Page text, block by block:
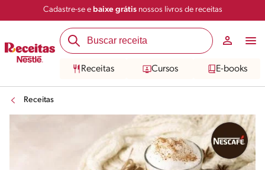
Cadastre-se e baixe grátisnossos livros de receitas
Receitas Cursos E-books
Receitas
Salvar Compartilhar